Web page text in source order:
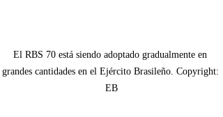
El RBS 70 está siendo adoptado gradualmente en
grandes cantidades en el Ejército Brasileño. Copyright:
EB